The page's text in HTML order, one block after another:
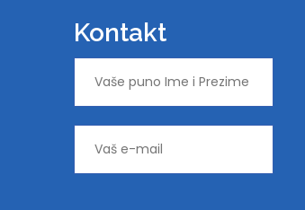
Kontakt